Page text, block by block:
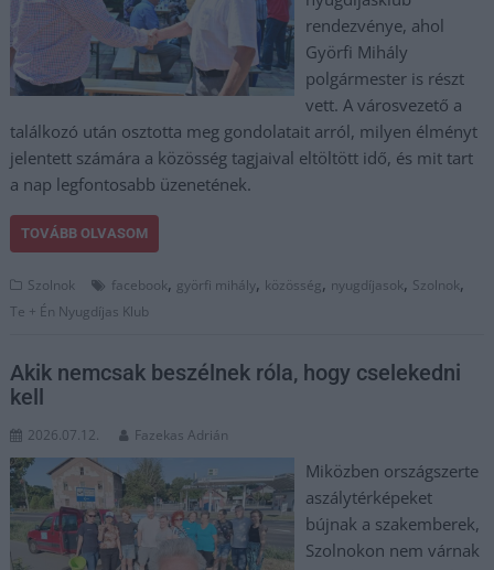
rendezvénye, ahol
Györfi Mihály
polgármester is részt
vett. A városvezető a
találkozó után osztotta meg gondolatait arról, milyen élményt
jelentett számára a közösség tagjaival eltöltött idő, és mit tart
a nap legfontosabb üzenetének.
TOVÁBB OLVASOM
Szolnok facebook, györfi mihály, közösség, nyugdíjasok, Szolnok,
Te + Én Nyugdíjas Klub
Akik nemcsak beszélnek róla, hogy cselekedni
kell
2026.07.12. Fazekas Adrián
Miközben országszerte
aszálytérképeket
bújnak a szakemberek,
Szolnokon nem várnak